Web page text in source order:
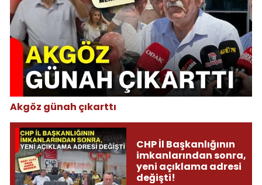
Akgöz günah çıkarttı
CHP İl Başkanlığının
imkanlarından sonra,
yeni açıklama adresi
değişti!